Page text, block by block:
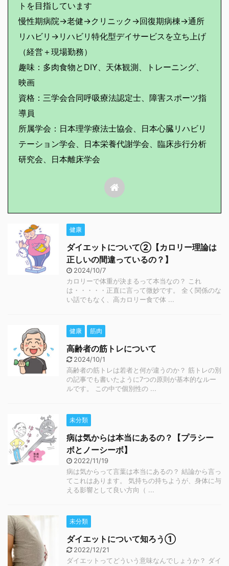
トを目指しています
慢性期病院→老健→クリニック→回復期病棟→通所
リハビリ→リハビリ特化型デイサービスを立ち上げ
（経営＋現場勤務）
趣味：多肉食物とDIY、天体観測、トレーニング、
映画
資格：三学会合同呼吸療法認定士、障害スポーツ指
導員
所属学会：日本理学療法士協会、日本心臓リハビリ
テーション学会、日本栄養代謝学会、臨床歩行分析
研究会、日本離床学会
健康
ダイエットについて②【カロリー理論は
正しいの間違っているの？】
2024/10/7
カロリーで体重が決まるって本当なの？ これ
は・・・・・正直に言って微妙です。 全く関係のな
い話でもなく、高カロリー食で体 ...
健康 筋肉
高齢者の筋トレについて
2024/10/1
高齢者の筋トレは若者と何が違うのか？ 筋トレの別
の記事でも書いたように7つの原則が基本的なルー
ルです。 この中で個別性の ...
未分類
病は気からは本当にあるの？【プラシー
ボとノーシーボ】
2022/11/19
病は気からって言葉は本当にあるの？ 結論から言っ
てこれはあります。 気持ちの持ちようが、身体に与
える影響として良い方向（ ...
未分類
ダイエットについて知ろう①
2022/12/21
ダイエットってどういう意味なんでしょうか？ ダイ